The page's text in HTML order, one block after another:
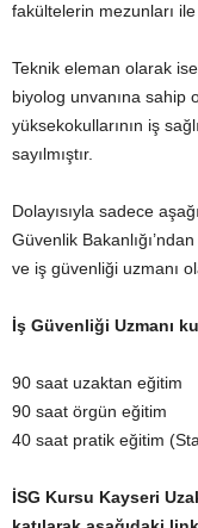
fakültelerin mezunları
Teknik eleman olarak
biyolog unvanına sahip
yüksekokullarının iş
sayılmıştır.
Dolayısıyla sadece
Güvenlik
ve iş güvenliği uzmanı
İş Güvenliği Uzmanı
90 saat uzaktan eğitim
90 saat örgün eğitim
40 saat pratik eğitim
İSG Kursu Kayseri